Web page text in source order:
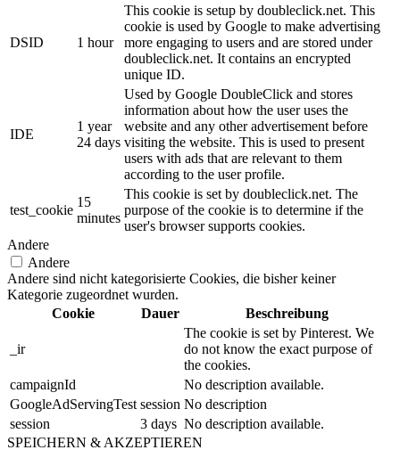
DSID 1 hour
This cookie is setup by doubleclick.net. This
cookie is used by Google to make advertising
more engaging to users and are stored under
doubleclick.net. It contains an encrypted
unique ID.
IDE
1 year
24 days
Used by Google DoubleClick and stores
information about how the user uses the
website and any other advertisement before
visiting the website. This is used to present
users with ads that are relevant to them
according to the user profile.
test_cookie
15
minutes
This cookie is set by doubleclick.net. The
purpose of the cookie is to determine if the
user's browser supports cookies.
Andere
Andere
Andere sind nicht kategorisierte Cookies, die bisher keiner
Kategorie zugeordnet wurden.
Cookie
Dauer Beschreibung
_ir
The cookie is set by Pinterest. We
do not know the exact purpose of
the cookies.
campaignId
No description available.
GoogleAdServingTest session No description
session
3 days No description available.
SPEICHERN & AKZEPTIEREN